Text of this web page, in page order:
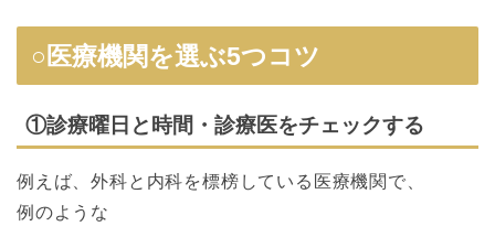
○医療機関を選ぶ5つコツ
①診療曜日と時間・診療医をチェックする
例えば、外科と内科を標榜している医療機関で、
例のような